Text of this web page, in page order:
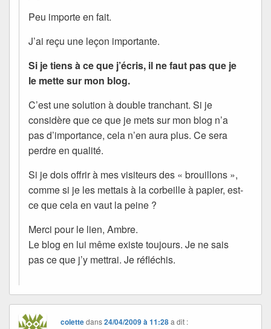
Peu importe en fait.
J’ai reçu une leçon importante.
Si je tiens à ce que j’écris, il ne faut pas que je
le mette sur mon blog.
C’est une solution à double tranchant. Si je
considère que ce que je mets sur mon blog n’a
pas d’importance, cela n’en aura plus. Ce sera
perdre en qualité.
Si je dois offrir à mes visiteurs des « brouillons »,
comme si je les mettais à la corbeille à papier, est-
ce que cela en vaut la peine ?
Merci pour le lien, Ambre.
Le blog en lui même existe toujours. Je ne sais
pas ce que j’y mettrai. Je réfléchis.
colettedans24/04/2009 à 11:28 a dit :